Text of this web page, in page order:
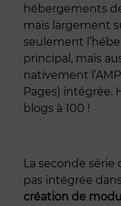
hébergements
mais largement
seulement
principal, mais
nativement
Pages) intégrée.
blogs à 100 !
La seconde
pas intégrée
création de